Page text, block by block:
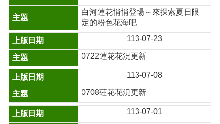
白河蓮花悄悄登場～來探索夏日限
定的粉色花海吧
113-07-23
0722蓮花花況更新
113-07-08
0708蓮花花況更新
113-07-01